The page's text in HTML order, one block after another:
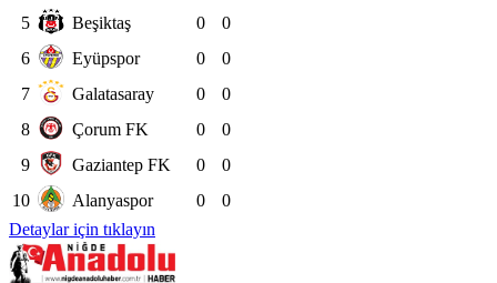
5
Beşiktaş 0
0
6
Eyüpspor 0
0
7
Galatasaray 0
0
8
Çorum FK 0
0
9
Gaziantep FK 0
0
10
Alanyaspor 0
0
Detaylar için tıklayın